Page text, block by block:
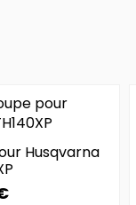
Husqvarna